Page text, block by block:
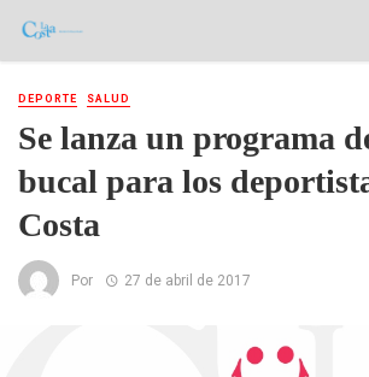
DEPORTE SALUD
Se lanza un programa
bucal para los
Costa
Por 27 de abril de 2017